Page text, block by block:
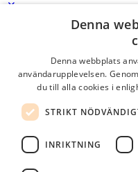
Logga in som företag
Lösenord
kom ihåg mig
logga in
Denna
Denna webbplats
användarupplevelsen.
du till alla cookies i
STRIKT
INRIKTNING